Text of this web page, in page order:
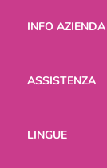
INFO AZIENDA
ASSISTENZA
LINGUE